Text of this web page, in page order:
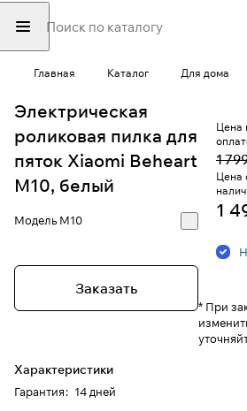
Главная Каталог Для дома
Электрическая
роликовая пилка для
пяток Xiaomi Beheart
M10, белый
МодельM10
Заказать
Характеристики
Гарантия: 14 дней
Цена
1
Цена
1
* При